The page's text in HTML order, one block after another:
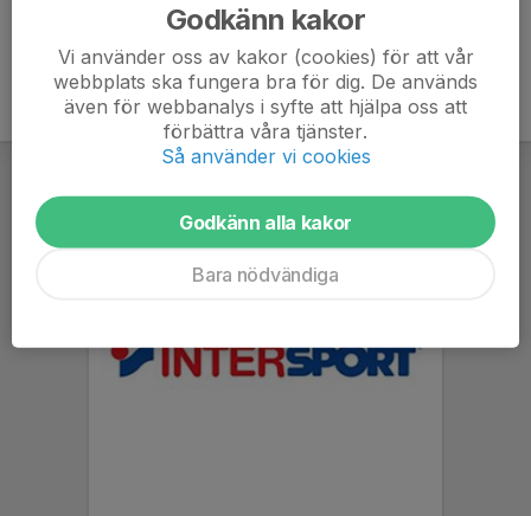
Godkänn kakor
Vi använder oss av kakor (cookies) för att vår
webbplats ska fungera bra för dig. De används
även för webbanalys i syfte att hjälpa oss att
förbättra våra tjänster.
Så använder vi cookies
Godkänn alla kakor
Bara nödvändiga